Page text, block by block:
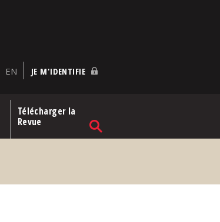
EN JE M'IDENTIFIE
Télécharger la
Revue